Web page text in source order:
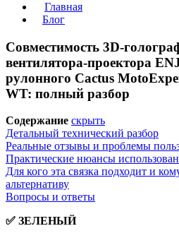
Главная
Блог
Совместимость 3D-
вентилятора-проектора
рулонного Cactus
WT: полный разбор
Содержание скрыть
Детальный технический разбор
Реальные отзывы и проблемы
Практические нюансы
Для кого эта связка подходит и
альтернативу
Вопросы и ответы
✅ ЗЕЛЕНЫЙ